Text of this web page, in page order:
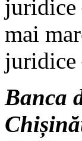
juridice
mai
juridice
Banca